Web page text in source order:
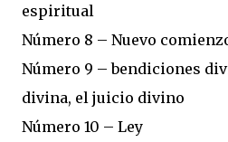
espiritual
Número 8 – Nuevo
Número 9 – bendiciones
divina, el juicio divino
Número 10 – Ley